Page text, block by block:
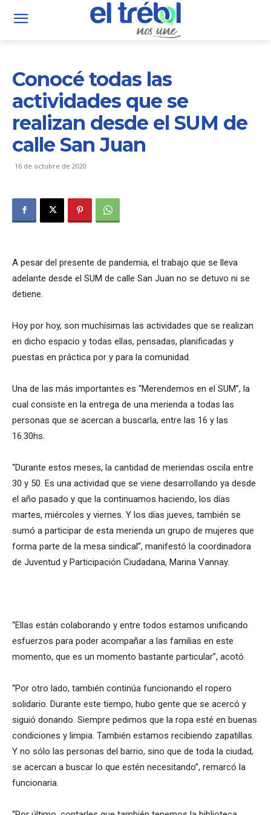
Conocé todas las
actividades que se
realizan desde el SUM de
calle San Juan
16 de octubre de 2020
A pesar del presente de pandemia, el trabajo que se lleva
adelante desde el SUM de calle San Juan no se detuvo ni se
detiene.
Hoy por hoy, son muchísimas las actividades que se realizan
en dicho espacio y todas ellas, pensadas, planificadas y
puestas en práctica por y para la comunidad.
Una de las más importantes es “Merendemos en el SUM”, la
cual consiste en la entrega de una merienda a todas las
personas que se acercan a buscarla, entre las 16 y las
16.30hs.
“Durante estos meses, la cantidad de meriendas oscila entre
30 y 50. Es una actividad que se viene desarrollando ya desde
el año pasado y que la continuamos haciendo, los días
martes, miércoles y viernes. Y los días jueves, también se
sumó a participar de esta merienda un grupo de mujeres que
forma parte de la mesa sindical”, manifestó la coordinadora
de Juventud y Participación Ciudadana, Marina Vannay.
“Ellas están colaborando y entre todos estamos unificando
esfuerzos para poder acompañar a las familias en este
momento, que es un momento bastante particular”, acotó.
“Por otro lado, también continúa funcionando el ropero
solidario. Durante este tiempo, hubo gente que se acercó y
siguió donando. Siempre pedimos que la ropa esté en buenas
condiciones y limpia. También estamos recibiendo zapatillas.
Y no sólo las personas del barrio, sino que de toda la ciudad,
se acercan a buscar lo que estén necesitando”, remarcó la
funcionaria.